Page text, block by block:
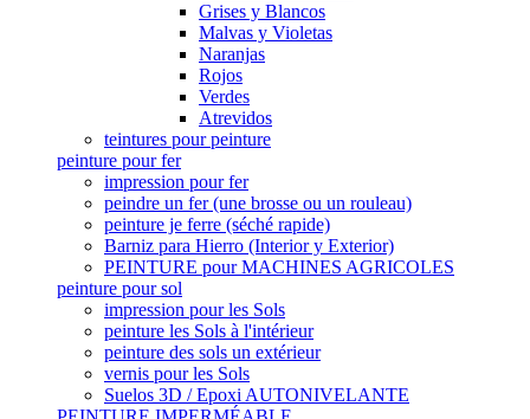
Grises y Blancos
Malvas y Violetas
Naranjas
Rojos
Verdes
Atrevidos
teintures pour peinture
peinture pour fer
impression pour fer
peindre un fer (une brosse ou un rouleau)
peinture je ferre (séché rapide)
Barniz para Hierro (Interior y Exterior)
PEINTURE pour MACHINES AGRICOLES
peinture pour sol
impression pour les Sols
peinture les Sols à l'intérieur
peinture des sols un extérieur
vernis pour les Sols
Suelos 3D / Epoxi AUTONIVELANTE